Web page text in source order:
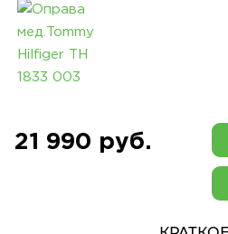
21 990 руб.